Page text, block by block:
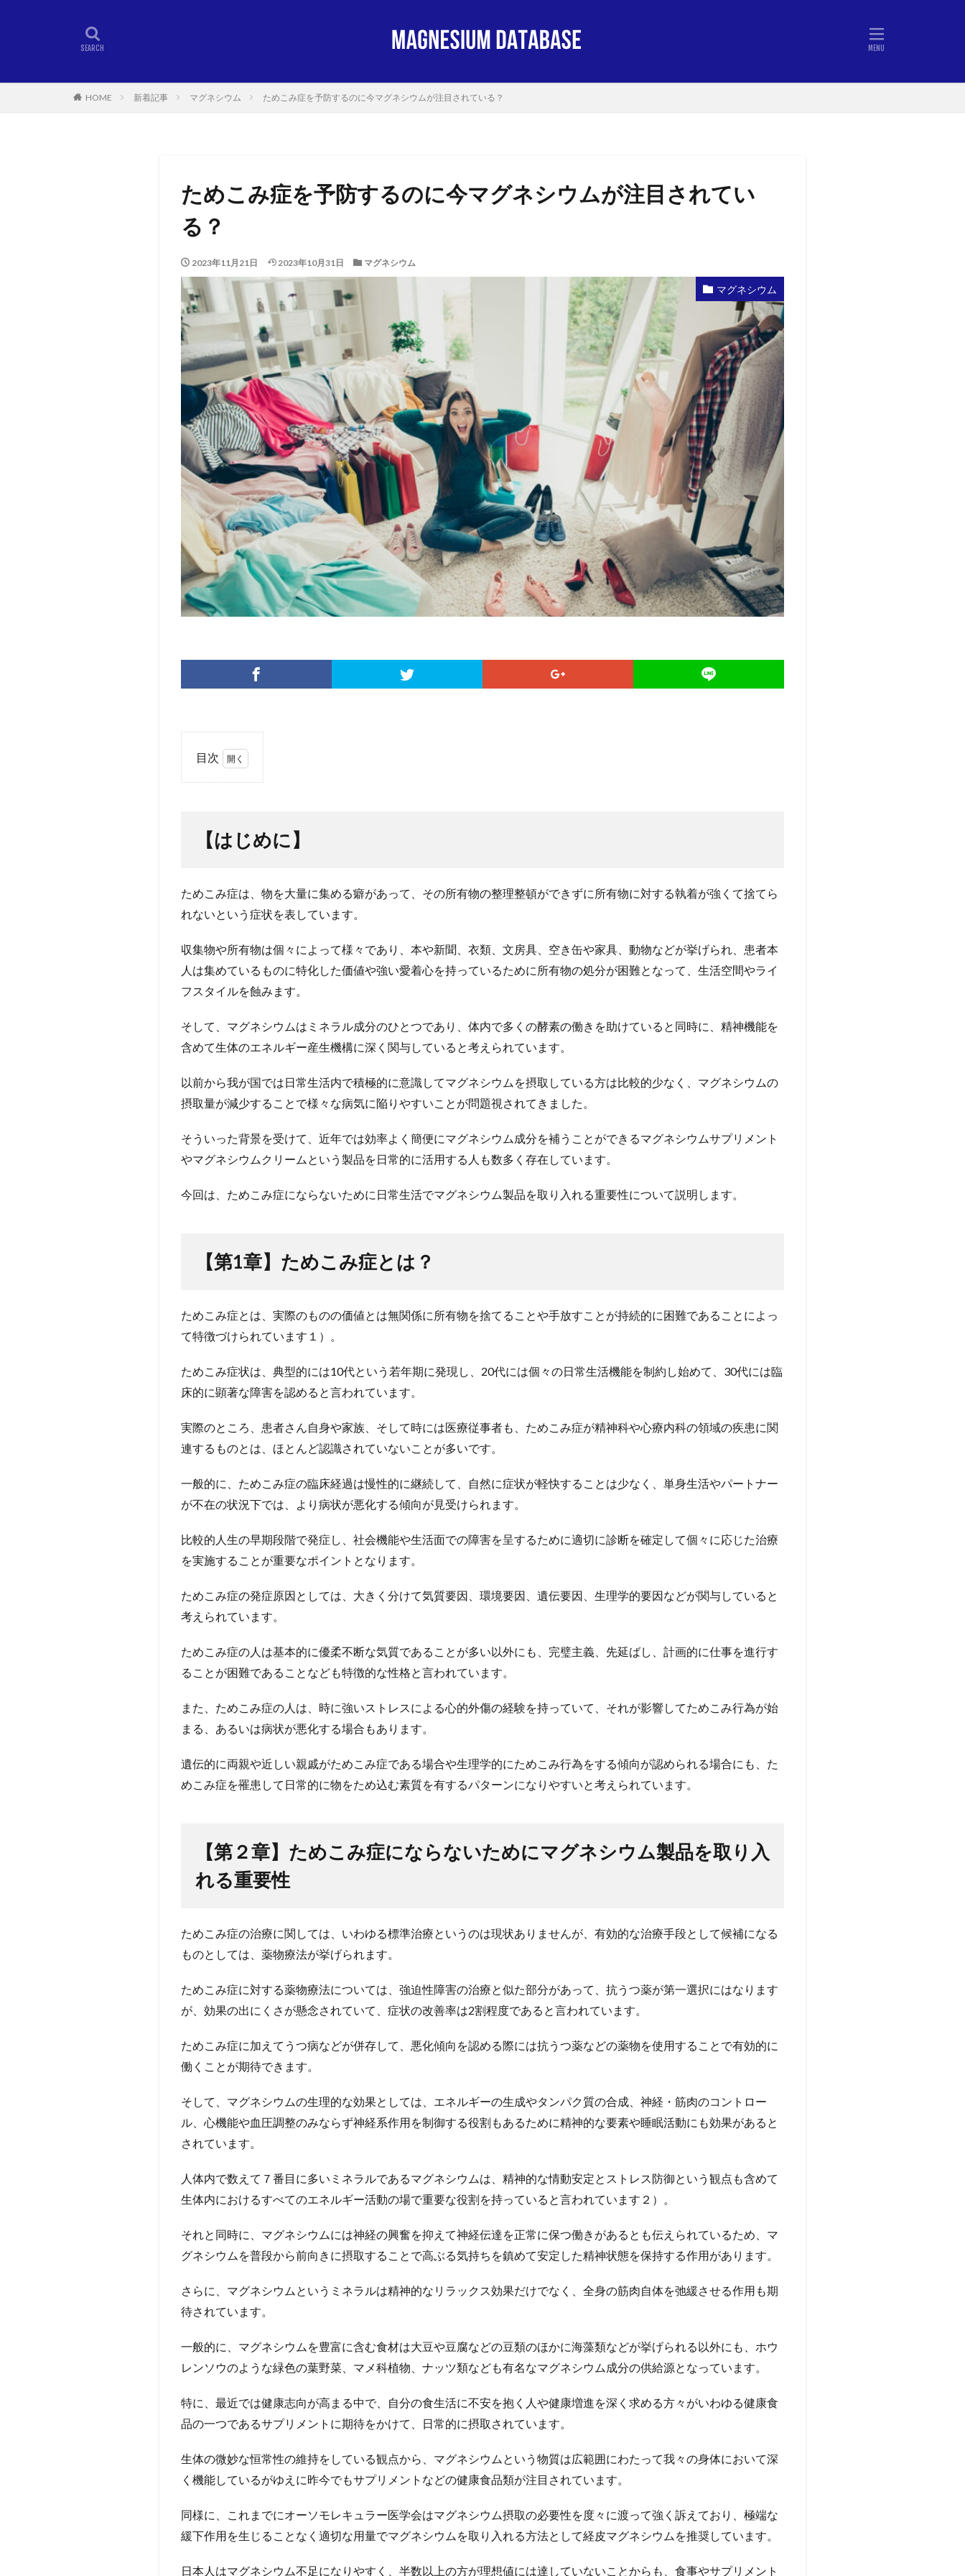
HOME 新着記事 マグネシウム ためこみ症を予防するのに今マグネシウムが注目されている？
ためこみ症を予防するのに今マグネシウムが注目されてい
る？
2023年11月21日 2023年10月31日 マグネシウム
マグネシウム
目次
章】
ため
症と
は？
【第
章】
ため
なら
ない
にマ
シウ
品を
要性
め（お
に）】
5
用文
著者
いて
5.1.0.1
【はじめに】
ためこみ症は、物を大量に集める癖があって、その所有物の整理整頓ができずに所有物に対する執着が強くて捨てら
れないという症状を表しています。
収集物や所有物は個々によって様々であり、本や新聞、衣類、文房具、空き缶や家具、動物などが挙げられ、患者本
人は集めているものに特化した価値や強い愛着心を持っているために所有物の処分が困難となって、生活空間やライ
フスタイルを蝕みます。
そして、マグネシウムはミネラル成分のひとつであり、体内で多くの酵素の働きを助けていると同時に、精神機能を
含めて生体のエネルギー産生機構に深く関与していると考えられています。
以前から我が国では日常生活内で積極的に意識してマグネシウムを摂取している方は比較的少なく、マグネシウムの
摂取量が減少することで様々な病気に陥りやすいことが問題視されてきました。
そういった背景を受けて、近年では効率よく簡便にマグネシウム成分を補うことができるマグネシウムサプリメント
やマグネシウムクリームという製品を日常的に活用する人も数多く存在しています。
今回は、ためこみ症にならないために日常生活でマグネシウム製品を取り入れる重要性について説明します。
【第1章】ためこみ症とは？
ためこみ症とは、実際のものの価値とは無関係に所有物を捨てることや手放すことが持続的に困難であることによっ
て特徴づけられています１）。
ためこみ症状は、典型的には10代という若年期に発現し、20代には個々の日常生活機能を制約し始めて、30代には臨
床的に顕著な障害を認めると言われています。
実際のところ、患者さん自身や家族、そして時には医療従事者も、ためこみ症が精神科や心療内科の領域の疾患に関
連するものとは、ほとんど認識されていないことが多いです。
一般的に、ためこみ症の臨床経過は慢性的に継続して、自然に症状が軽快することは少なく、単身生活やパートナー
が不在の状況下では、より病状が悪化する傾向が見受けられます。
比較的人生の早期段階で発症し、社会機能や生活面での障害を呈するために適切に診断を確定して個々に応じた治療
を実施することが重要なポイントとなります。
ためこみ症の発症原因としては、大きく分けて気質要因、環境要因、遺伝要因、生理学的要因などが関与していると
考えられています。
ためこみ症の人は基本的に優柔不断な気質であることが多い以外にも、完璧主義、先延ばし、計画的に仕事を進行す
ることが困難であることなども特徴的な性格と言われています。
また、ためこみ症の人は、時に強いストレスによる心的外傷の経験を持っていて、それが影響してためこみ行為が始
まる、あるいは病状が悪化する場合もあります。
遺伝的に両親や近しい親戚がためこみ症である場合や生理学的にためこみ行為をする傾向が認められる場合にも、た
めこみ症を罹患して日常的に物をため込む素質を有するパターンになりやすいと考えられています。
【第２章】ためこみ症にならないためにマグネシウム製品を取り入
れる重要性
ためこみ症の治療に関しては、いわゆる標準治療というのは現状ありませんが、有効的な治療手段として候補になる
ものとしては、薬物療法が挙げられます。
ためこみ症に対する薬物療法については、強迫性障害の治療と似た部分があって、抗うつ薬が第一選択にはなります
が、効果の出にくさが懸念されていて、症状の改善率は2割程度であると言われています。
ためこみ症に加えてうつ病などが併存して、悪化傾向を認める際には抗うつ薬などの薬物を使用することで有効的に
働くことが期待できます。
そして、マグネシウムの生理的な効果としては、エネルギーの生成やタンパク質の合成、神経・筋肉のコントロー
ル、心機能や血圧調整のみならず神経系作用を制御する役割もあるために精神的な要素や睡眠活動にも効果があると
されています。
人体内で数えて７番目に多いミネラルであるマグネシウムは、精神的な情動安定とストレス防御という観点も含めて
生体内におけるすべてのエネルギー活動の場で重要な役割を持っていると言われています２）。
それと同時に、マグネシウムには神経の興奮を抑えて神経伝達を正常に保つ働きがあるとも伝えられているため、マ
グネシウムを普段から前向きに摂取することで高ぶる気持ちを鎮めて安定した精神状態を保持する作用があります。
さらに、マグネシウムというミネラルは精神的なリラックス効果だけでなく、全身の筋肉自体を弛緩させる作用も期
待されています。
一般的に、マグネシウムを豊富に含む食材は大豆や豆腐などの豆類のほかに海藻類などが挙げられる以外にも、ホウ
レンソウのような緑色の葉野菜、マメ科植物、ナッツ類なども有名なマグネシウム成分の供給源となっています。
特に、最近では健康志向が高まる中で、自分の食生活に不安を抱く人や健康増進を深く求める方々がいわゆる健康食
品の一つであるサプリメントに期待をかけて、日常的に摂取されています。
生体の微妙な恒常性の維持をしている観点から、マグネシウムという物質は広範囲にわたって我々の身体において深
く機能しているがゆえに昨今でもサプリメントなどの健康食品類が注目されています。
同様に、これまでにオーソモレキュラー医学会はマグネシウム摂取の必要性を度々に渡って強く訴えており、極端な
緩下作用を生じることなく適切な用量でマグネシウムを取り入れる方法として経皮マグネシウムを推奨しています。
日本人はマグネシウム不足になりやすく、半数以上の方が理想値には達していないことからも、食事やサプリメント